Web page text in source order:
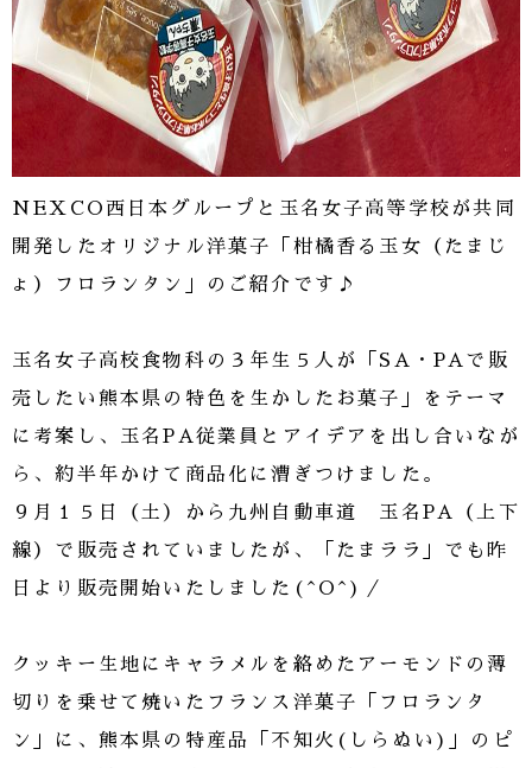
NEXCO西日本グループと玉名女子高等学校が共同
開発したオリジナル洋菓子「柑橘香る玉女（たまじ
ょ）フロランタン」のご紹介です♪
玉名女子高校食物科の３年生５人が「SA・PAで販
売したい熊本県の特色を生かしたお菓子」をテーマ
に考案し、玉名PA従業員とアイデアを出し合いなが
ら、約半年かけて商品化に漕ぎつけました。
９月１５日（土）から九州自動車道 玉名PA（上下
線）で販売されていましたが、「たまララ」でも昨
日より販売開始いたしました(^O^)／
クッキー生地にキャラメルを絡めたアーモンドの薄
切りを乗せて焼いたフランス洋菓子「フロランタ
ン」に、熊本県の特産品「不知火(しらぬい)」のピ